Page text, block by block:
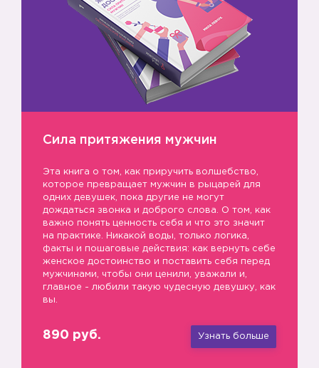
Сила притяжения мужчин
Эта книга о том, как приручить волшебство,
которое превращает мужчин в рыцарей для
одних девушек, пока другие не могут
дождаться звонка и доброго слова. О том, как
важно понять ценность себя и что это значит
на практике. Никакой воды, только логика,
факты и пошаговые действия: как вернуть себе
женское достоинство и поставить себя перед
мужчинами, чтобы они ценили, уважали и,
главное - любили такую чудесную девушку, как
вы.
890 руб. Узнать больше